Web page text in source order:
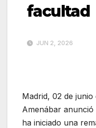
facultad
JUN 2, 2026
Madrid, 02 de
Amenábar
ha iniciado una